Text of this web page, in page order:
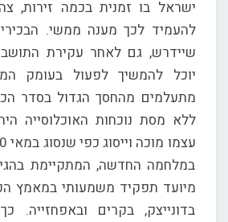
ישראל בו זמנית בכמה זירות,
להעמיד לכך מענה ממשי.
שיידרש, גם לאחר עקירת
יוכל להמשיך לפעול בעומק
מתעלמים מהחסך הגדול בסדר
ללא מסת נוכחות האוכלוסייה
במלחמה החדשה, המתקיימת
מיועד תפקיד משמעותי במאמץ
בדונייצק, בקרים ובאפחזייה.